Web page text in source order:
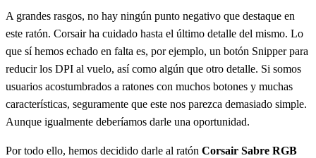
A grandes rasgos, no hay ningún punto negativo que destaque en
este ratón. Corsair ha cuidado hasta el último detalle del mismo. Lo
que sí hemos echado en falta es, por ejemplo, un botón Snipper para
reducir los DPI al vuelo, así como algún que otro detalle. Si somos
usuarios acostumbrados a ratones con muchos botones y muchas
características, seguramente que este nos parezca demasiado simple.
Aunque igualmente deberíamos darle una oportunidad.
Por todo ello, hemos decidido darle al ratón Corsair Sabre RGB